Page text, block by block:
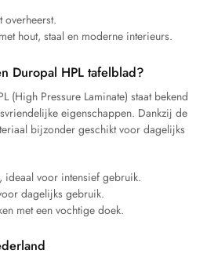
overheerst.
hout, staal en moderne interieurs.
Duropal HPL tafelblad?
(High Pressure Laminate) staat bekend
eigenschappen. Dankzij de
bijzonder geschikt voor dagelijks
ideaal voor intensief gebruik.
dagelijks gebruik.
met een vochtige doek.